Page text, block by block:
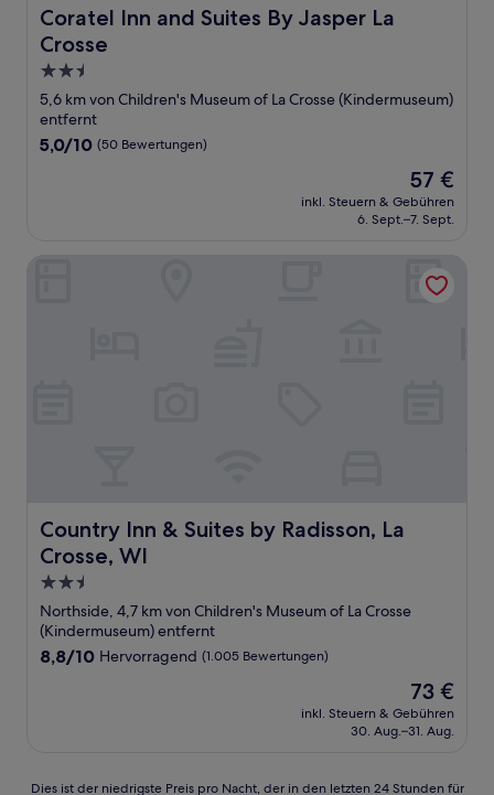
Coratel Inn and Suites By Jasper La
Crosse
Coratel Inn and Suites By Jasper La Crosse
2.5-
Sterne-
Unterkunft
5,6 km von Children's Museum of La Crosse (Kindermuseum)
entfernt
5.0
5,0/10 (50 Bewertungen)
Der
Preis
beträgt
57 €
inkl. Steuern & Gebühren
6. Sept.–7. Sept.
Country Inn & Suites by Radisson, La
Crosse, WI
Country Inn & Suites by Radisson, La Crosse, WI
2.5-
Sterne-
Unterkunft
Northside, 4,7 km von Children's Museum of La Crosse
(Kindermuseum) entfernt
8.8
8,8/10 Hervorragend (1.005 Bewertungen)
Der
Preis
beträgt
73 €
inkl. Steuern & Gebühren
30. Aug.–31. Aug.
Dies
Dies ist der niedrigste Preis pro Nacht, der in den letzten 24 Stunden für